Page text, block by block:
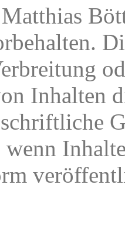
Inhalten